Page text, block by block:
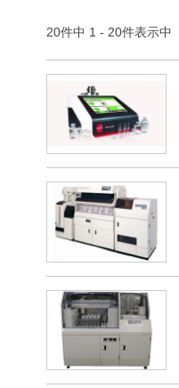
20件中 1 - 20件表示中